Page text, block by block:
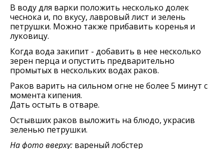
В воду для варки положить несколько долек
чеснока и, по вкусу, лавровый лист и зелень
петрушки. Можно также прибавить коренья и
луковицу.
Когда вода закипит - добавить в нее несколько
зерен перца и опустить предварительно
промытых в нескольких водах раков.
Раков варить на сильном огне не более 5 минут с
момента кипения.
Дать остыть в отваре.
Остывших раков выложить на блюдо, украсив
зеленью петрушки.
На фото вверху: вареный лобстер